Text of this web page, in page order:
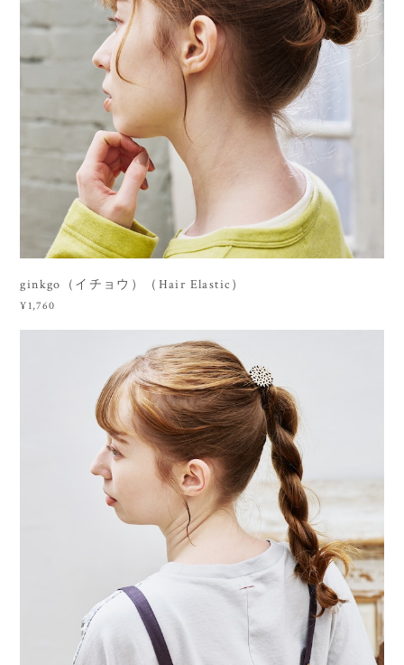
ginkgo（イチョウ）（Hair Elastic）
¥1,760